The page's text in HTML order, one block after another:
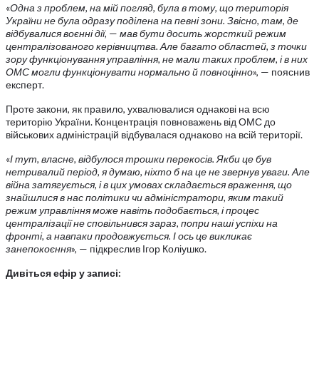
«Одна з проблем, на мій погляд, була в тому, що територія
України не була одразу поділена на певні зони. Звісно, там, де
відбувалися воєнні дії, — мав бути досить жорсткий режим
централізованого керівництва. Але багато областей, з точки
зору функціонування управління, не мали таких проблем, і в них
ОМС могли функціонувати нормально й повноцінно», — пояснив
експерт.
Проте закони, як правило, ухвалювалися однакові на всю
територію України. Концентрація повноважень від ОМС до
військових адміністрацій відбувалася однаково на всій території.
«І тут, власне, відбулося трошки перекосів. Якби це був
нетривалий період, я думаю, ніхто б на це не звернув уваги. Але
війна затягується, і в цих умовах складається враження, що
знайшлися в нас політики чи адміністратори, яким такий
режим управління може навіть подобається, і процес
централізації не сповільнився зараз, попри наші успіхи на
фронті, а навпаки продовжується. І ось це викликає
занепокоєння», — підкреслив Ігор Коліушко.
Дивіться ефір у записі: